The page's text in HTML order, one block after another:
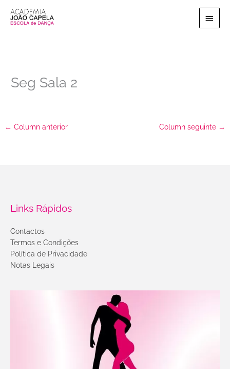
para
Menu
Seg Sala 2
← Column anterior Column seguinte →
Links Rápidos
Contactos
Termos e Condições
Política de Privacidade
Notas Legais